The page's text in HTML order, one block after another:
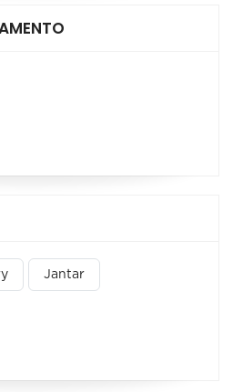
Jantar